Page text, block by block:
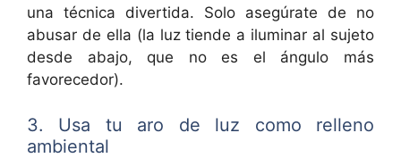
una técnica divertida. Solo asegúrate de no
abusar de ella (la luz tiende a iluminar al sujeto
desde abajo, que no es el ángulo más
favorecedor).
3. Usa tu aro de luz como relleno
ambiental